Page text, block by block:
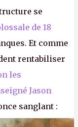
se
de 18
Et comme
rentabiliser
les
Jason
sanglant :
de